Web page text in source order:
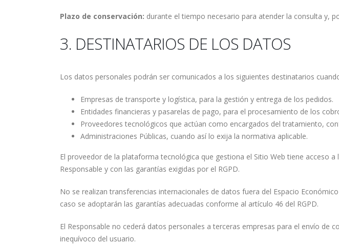
Plazo de conservación: durante el tiempo necesario para atender la consulta y,
3. DESTINATARIOS DE LOS DATOS
Los datos personales podrán ser comunicados a los siguientes destinatarios
Empresas de transporte y logística, para la gestión y entrega de los pedidos.
Entidades financieras y pasarelas de pago, para el procesamiento de los
Proveedores tecnológicos que actúan como encargados del tratamiento,
Administraciones Públicas, cuando así lo exija la normativa aplicable.
El proveedor de la plataforma tecnológica que gestiona el Sitio Web tiene acceso
Responsable y con las garantías exigidas por el RGPD.
No se realizan transferencias internacionales de datos fuera del Espacio
caso se adoptarán las garantías adecuadas conforme al artículo 46 del RGPD.
El Responsable no cederá datos personales a terceras empresas para el envío
inequívoco del usuario.